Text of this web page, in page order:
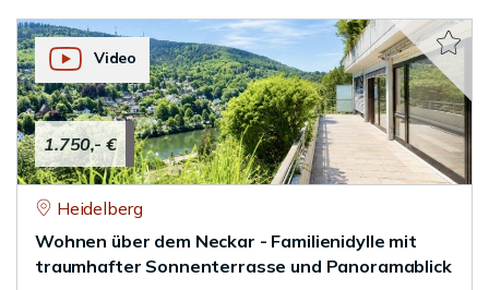
1.750,- €
Video
Heidelberg
Wohnen über dem Neckar - Familienidylle mit
traumhafter Sonnenterrasse und Panoramablick